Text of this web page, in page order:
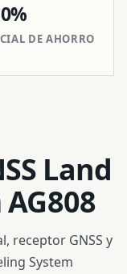
DE AHORRO
Land
receptor GNSS y
System